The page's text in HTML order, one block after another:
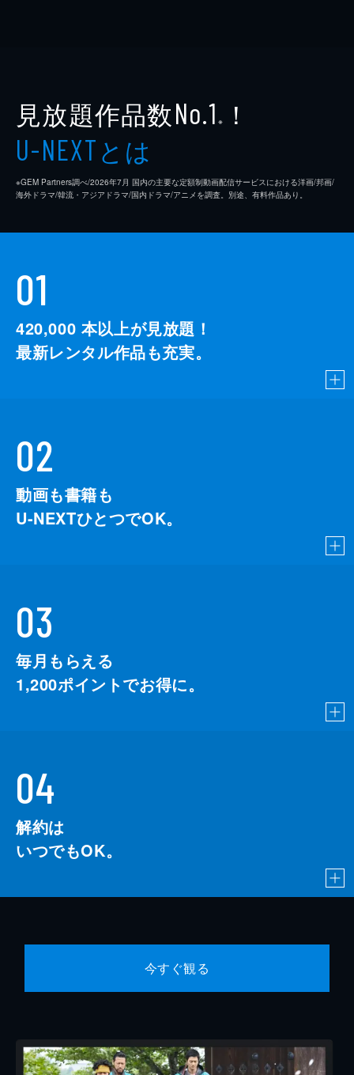
見放題作品数No.1 ※ ！
U-NEXTとは
※GEM Partners調べ/2026年7⽉ 国内の主要な定額制動画配信サービスにおける洋画/邦画/
海外ドラマ/韓流・アジアドラマ/国内ドラマ/アニメを調査。別途、有料作品あり。
01
420,000 本以上が見放題！
最新レンタル作品も充実。
02
動画も書籍も
U-NEXTひとつでOK。
03
毎月もらえる
1,200ポイントでお得に。
04
解約は
いつでもOK。
今すぐ観る